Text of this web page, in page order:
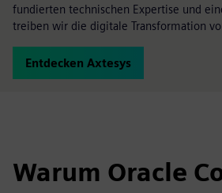
fundierten technischen Expertise und
treiben wir die digitale Transformation
Entdecken Axtesys
Warum Oracle